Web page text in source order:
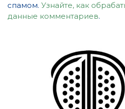
спамом. Узнайте, как
данные комментариев.